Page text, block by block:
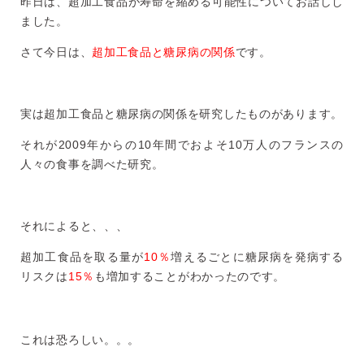
ました。
さて今日は、 超加工食品と糖尿病の関係です。
実は超加工食品と糖尿病の関係を研究したものがあります。
それが2009年からの10年間でおよそ10万人のフランスの
人々の食事を調べた研究。
それによると、、、
超加工食品を取る量が10％増えるごとに糖尿病を発病する
リスクは15％ も増加することがわかったのです。
これは恐ろしい。。。